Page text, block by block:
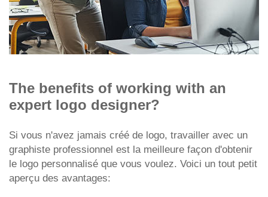
The benefits of working with an
expert logo designer?
Si vous n'avez jamais créé de logo, travailler avec un
graphiste professionnel est la meilleure façon d'obtenir
le logo personnalisé que vous voulez. Voici un tout petit
aperçu des avantages: